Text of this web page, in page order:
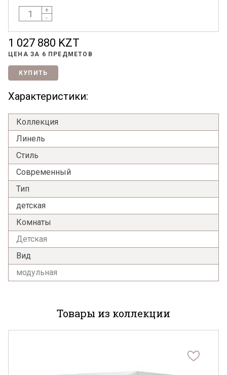
+
-
1 027 880 KZT
КУПИТЬ
ЦЕНА ЗА 6 ПРЕДМЕТОВ
Характеристики:
Коллекция
Линель
Стиль
Современный
Тип
детская
Комнаты
Детская
Вид
модульная
Товары из коллекции